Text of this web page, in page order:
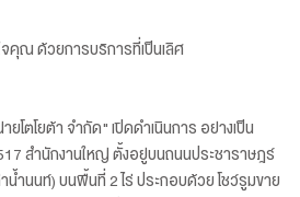
คุณ ด้วยการบริการที่เป็นเลิศ
โตโยต้า จำกัด" เปิดดำเนินการ อย่างเป็น
สำนักงานใหญ่ ตั้งอยู่บนถนนประชาราษฎร์
น้ำนนท์) บนพื้นที่ 2 ไร่ ประกอบด้วย โชว์รูมขาย